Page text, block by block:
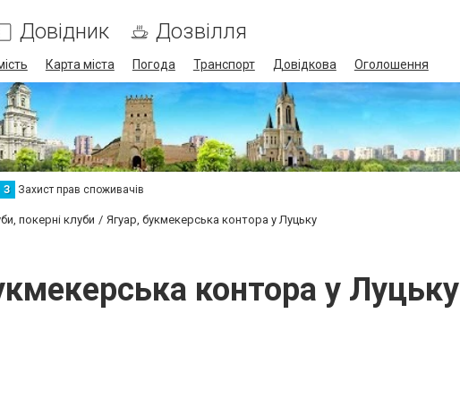
Довідник Дозвілля
Карта міста Погода Транспорт Довідкова Оголошення
З Захист прав споживачів
покерні клуби Ягуар, букмекерська контора у Луцьку
контора у Луцьку